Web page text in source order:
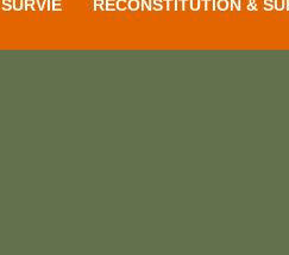
SURVIE RECONSTITUTION &